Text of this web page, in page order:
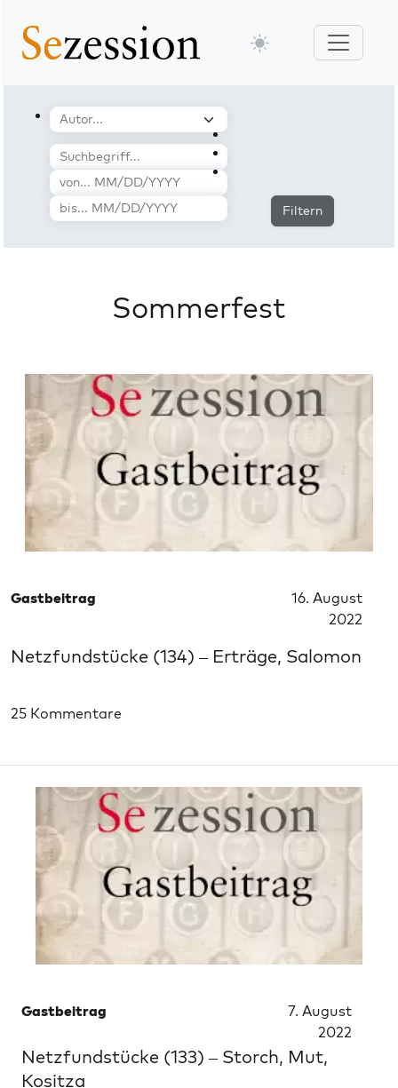
Filtern
Sommerfest
Gastbeitrag
16. August
2022
Netzfundstücke (134) – Erträge, Salomon
25 Kommentare
Gastbeitrag
7. August
2022
Netzfundstücke (133) – Storch, Mut,
Kositza